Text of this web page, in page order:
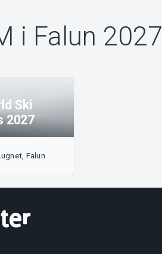
i Falun 2027
Ski
2027
Falun